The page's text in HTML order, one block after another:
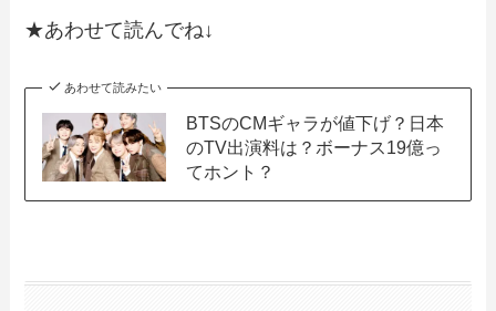
★あわせて読んでね↓
あわせて読みたい
BTSのCMギャラが値下げ？日本
のTV出演料は？ボーナス19億っ
てホント？